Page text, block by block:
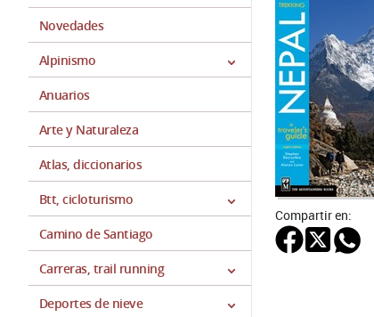
Novedades
Alpinismo
Anuarios
Arte y Naturaleza
Atlas, diccionarios
Btt, cicloturismo
Camino de Santiago
Carreras, trail running
Deportes de nieve
Compartir en: